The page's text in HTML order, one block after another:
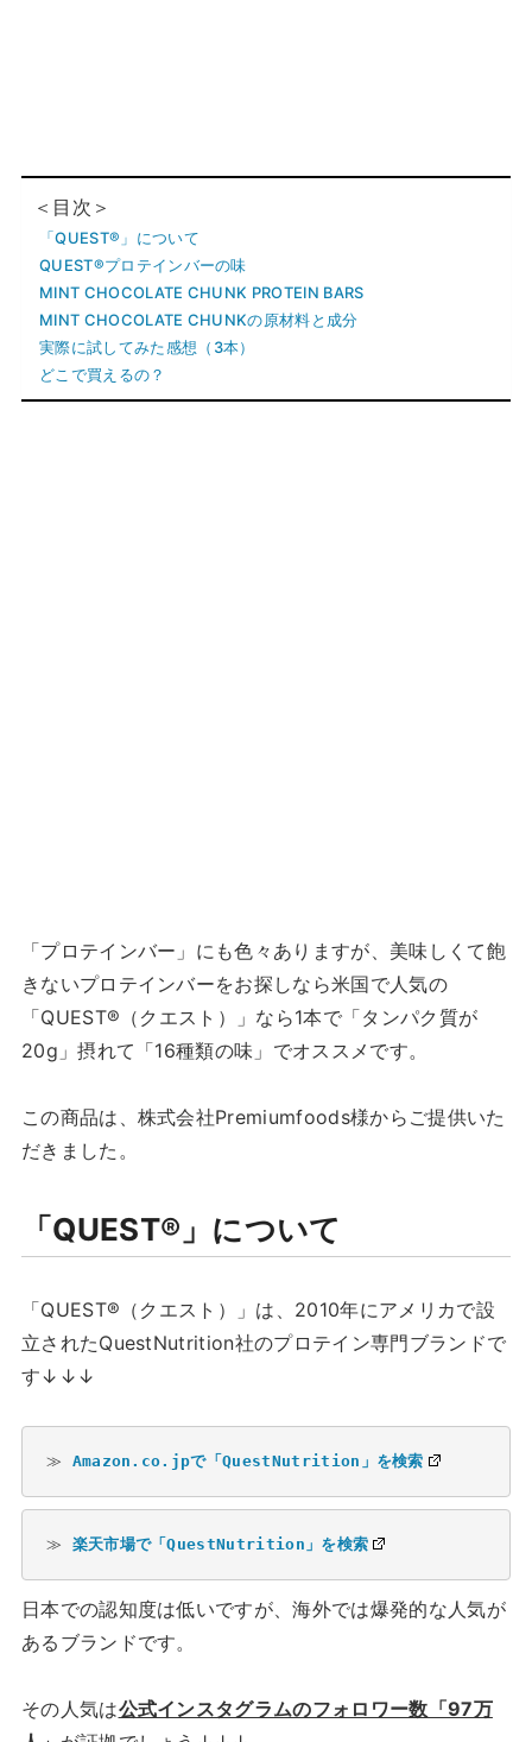
＜目次＞
「QUEST®」について
QUEST®プロテインバーの味
MINT CHOCOLATE CHUNK PROTEIN BARS
MINT CHOCOLATE CHUNKの原材料と成分
実際に試してみた感想（3本）
どこで買えるの？
「プロテインバー」にも色々ありますが、美味しくて飽
きないプロテインバーをお探しなら米国で人気の
「QUEST®（クエスト）」なら1本で「タンパク質が
20g」摂れて「16種類の味」でオススメです。
この商品は、株式会社Premiumfoods様からご提供いた
だきました。
「QUEST®」について
「QUEST®（クエスト）」は、2010年にアメリカで設
立されたQuestNutrition社のプロテイン専門ブランドで
す↓↓↓
≫ Amazon.co.jpで「QuestNutrition」を検索
≫ 楽天市場で「QuestNutrition」を検索
日本での認知度は低いですが、海外では爆発的な人気が
あるブランドです。
その人気は公式インスタグラムのフォロワー数「97万